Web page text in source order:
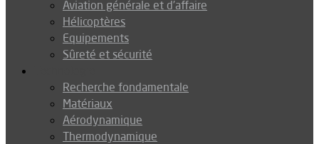
Aviation générale et d’affaire
Hélicoptères
Equipements
Sûreté et sécurité
Recherche fondamentale
Matériaux
Aérodynamique
Thermodynamique